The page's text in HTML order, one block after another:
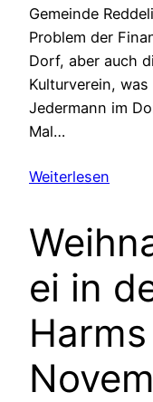
Gemeinde
Problem der
Dorf, aber auch
Kulturverein,
Jedermann im
Mal…
Weiterlesen
ei in
Harms